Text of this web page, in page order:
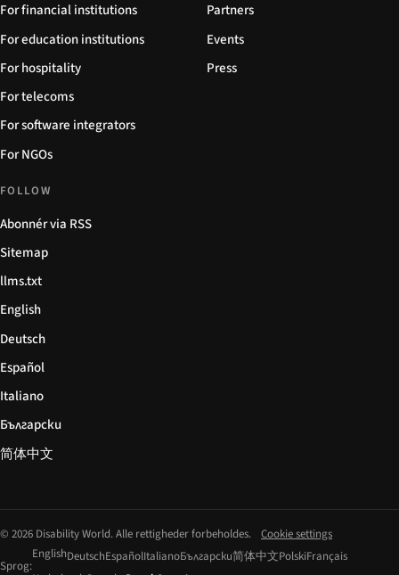
For financial institutions
For education institutions
For hospitality
For telecoms
For software integrators
For NGOs
Partners
Events
Press
FOLLOW
Abonnér via RSS
Sitemap
llms.txt
English
Deutsch
Español
Italiano
Български
简体中文
© 2026 Disability World. Alle rettigheder forbeholdes. Cookie settings
Sprog:
EnglishDeutschEspañolItalianoБългарски简体中文PolskiFrançais